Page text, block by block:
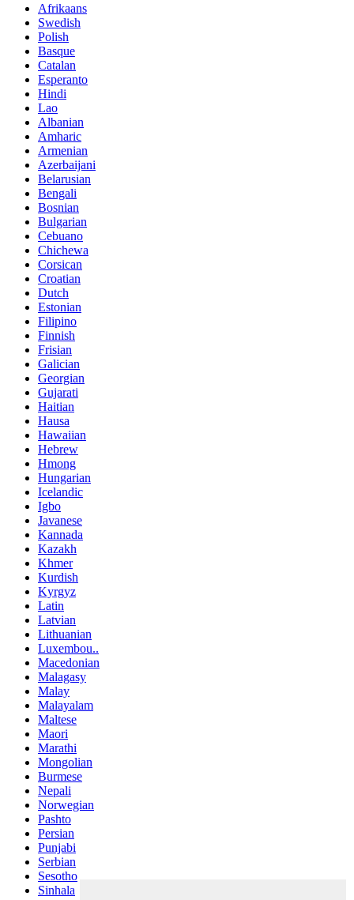
Afrikaans
Swedish
Polish
Basque
Catalan
Esperanto
Hindi
Lao
Albanian
Amharic
Armenian
Azerbaijani
Belarusian
Bengali
Bosnian
Bulgarian
Cebuano
Chichewa
Corsican
Croatian
Dutch
Estonian
Filipino
Finnish
Frisian
Galician
Georgian
Gujarati
Haitian
Hausa
Hawaiian
Hebrew
Hmong
Hungarian
Icelandic
Igbo
Javanese
Kannada
Kazakh
Khmer
Kurdish
Kyrgyz
Latin
Latvian
Lithuanian
Luxembou..
Macedonian
Malagasy
Malay
Malayalam
Maltese
Maori
Marathi
Mongolian
Burmese
Nepali
Norwegian
Pashto
Persian
Punjabi
Serbian
Sesotho
Sinhala